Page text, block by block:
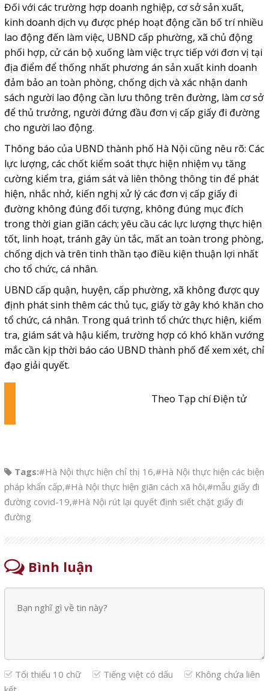
Đối với các trường hợp doanh nghiệp, cơ sở sản xuất,
kinh doanh dịch vụ được phép hoạt động cần bố trí nhiều
lao động đến làm việc, UBND cấp phường, xã chủ động
phối hợp, cử cán bộ xuống làm việc trực tiếp với đơn vị tại
địa điểm để thống nhất phương án sản xuất kinh doanh
đảm bảo an toàn phòng, chống dịch và xác nhận danh
sách người lao động cần lưu thông trên đường, làm cơ sở
để thủ trưởng, người đứng đầu đơn vị cấp giấy đi đường
cho người lao động.
Thông báo của UBND thành phố Hà Nội cũng nêu rõ: Các
lực lượng, các chốt kiểm soát thực hiện nhiệm vụ tăng
cường kiểm tra, giám sát và liên thông thông tin để phát
hiện, nhắc nhở, kiến nghị xử lý các đơn vị cấp giấy đi
đường không đúng đối tượng, không đúng mục đích
trong thời gian giãn cách; yêu cầu các lực lượng thực hiện
tốt, linh hoạt, tránh gây ùn tắc, mất an toàn trong phòng,
chống dịch và trên tinh thần tạo điều kiện thuận lợi nhất
cho tổ chức, cá nhân.
UBND cấp quận, huyện, cấp phường, xã không được quy
định phát sinh thêm các thủ tục, giấy tờ gây khó khăn cho
tổ chức, cá nhân. Trong quá trình tổ chức thực hiện, kiểm
tra, giám sát và hậu kiểm, trường hợp có khó khăn vướng
mắc cần kịp thời báo cáo UBND thành phố để xem xét, chỉ
đạo giải quyết.
Theo Tạp chí Điện tử
Tags:#Hà Nội thực hiện chỉ thị 16,#Hà Nội thực hiện các biện
pháp khẩn cấp,#Hà Nội thực hiện giãn cách xã hôi,#mẫu giấy đi
đường covid-19,#Hà Nội rút lại quyết định siết chặt giấy đi
đường
Bình luận
Tối thiểu 10 chữ Tiếng việt có dấu
Không chứa liên